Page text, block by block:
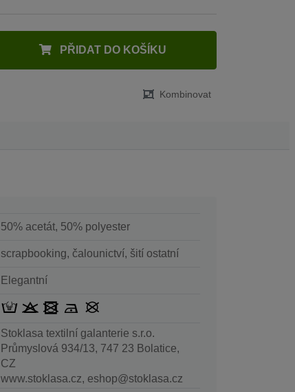
PŘIDAT DO KOŠÍKU
Kombinovat
50% acetát, 50% polyester
scrapbooking, čalounictví, šití ostatní
Elegantní
Stoklasa textilní galanterie s.r.o.
Průmyslová 934/13, 747 23 Bolatice,
CZ
www.stoklasa.cz, eshop@stoklasa.cz